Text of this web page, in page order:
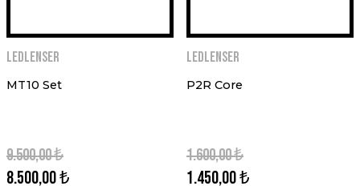
Ledlenser
MT10 Set
8.500,00 ₺
9.500,00 ₺
Ledlenser
P2R Core
1.450,00 ₺
1.600,00 ₺